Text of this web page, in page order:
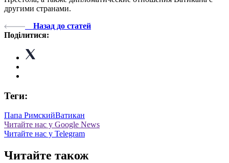
другими странами.
Назад до статей
Поділитися:
Теги:
Папа РимскийВатикан
Читайте нас у Google News
Читайте нас у Telegram
Читайте також